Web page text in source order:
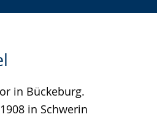
in Bückeburg.
in Schwerin